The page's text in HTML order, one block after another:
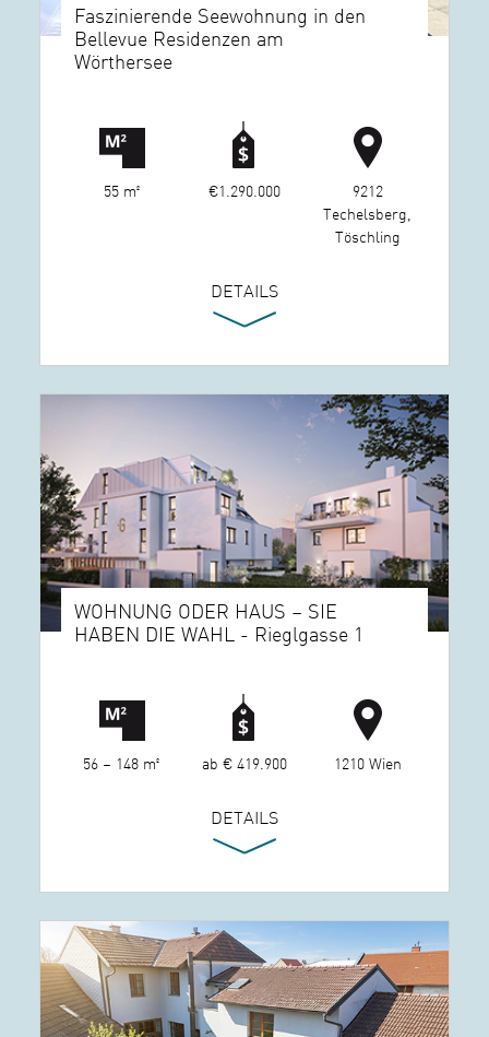
Faszinierende Seewohnung in den
Bellevue Residenzen am
Wörthersee
55 m² €1.290.000
9212
Techelsberg,
Töschling
DETAILS
WOHNUNG ODER HAUS – SIE
HABEN DIE WAHL - Rieglgasse 1
56 – 148 m² ab € 419.900 1210 Wien
DETAILS